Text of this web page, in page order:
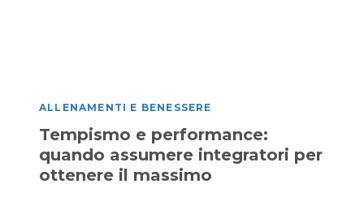
ALLENAMENTI E BENESSERE
Tempismo e performance:
quando assumere integratori per
ottenere il massimo